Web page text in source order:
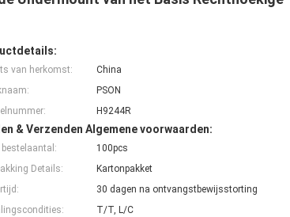
van herkomst:
China
PSON
H9244R
& Verzenden Algemene voorwaarden:
bestelaantal:
100pcs
Details:
Kartonpakket
30 dagen na ontvangstbewijsstorting
T/T, L/C